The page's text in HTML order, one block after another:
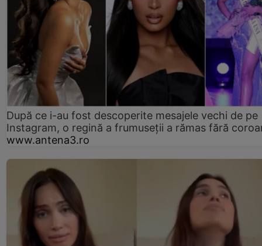
După ce i-au fost descoperite mesajele vechi de pe
Instagram, o regină a frumuseții a rămas fără
www.antena3.ro